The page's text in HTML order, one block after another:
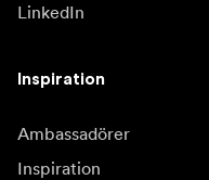
LinkedIn
Inspiration
Ambassadörer
Inspiration